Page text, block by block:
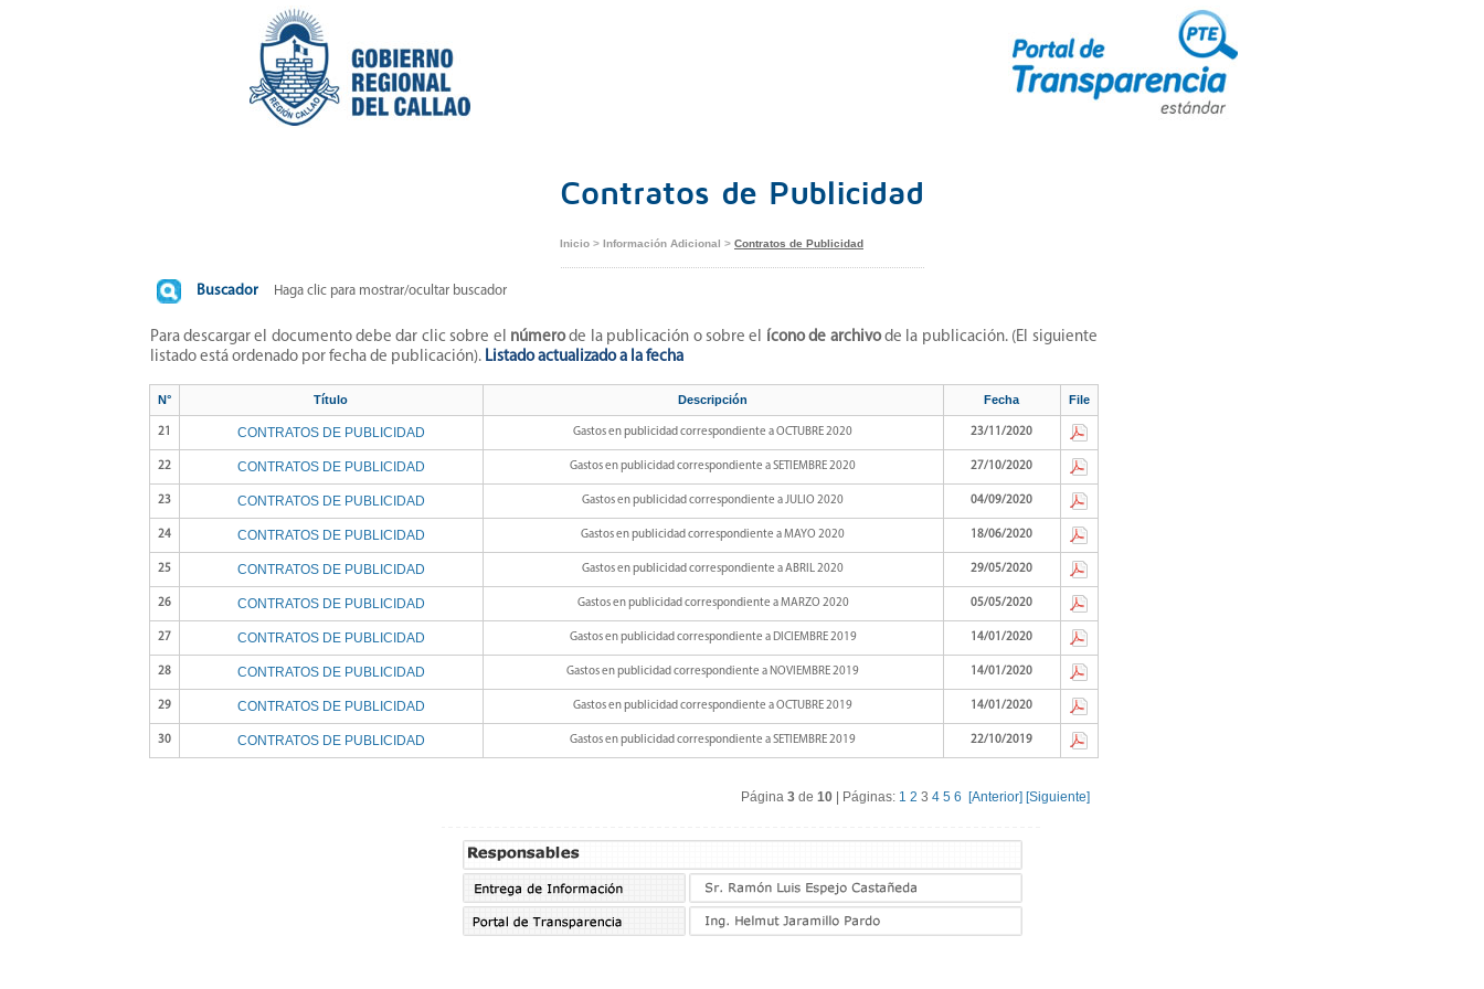
Contratos de Publicidad
Inicio > Información Adicional > Contratos de Publicidad
Buscador Haga clic para mostrar/ocultar buscador
Para descargar el documento debe dar clic sobre el númerode la publicación o sobre el ícono de archivode la publicación. (El siguiente
listado está ordenado por fecha de publicación). Listado actualizado a la fecha
N° Título Descripción Fecha File
21 CONTRATOS DE PUBLICIDAD Gastos en publicidad correspondiente a OCTUBRE 2020 23/11/2020
22 CONTRATOS DE PUBLICIDAD Gastos en publicidad correspondiente a SETIEMBRE 2020 27/10/2020
23 CONTRATOS DE PUBLICIDAD Gastos en publicidad correspondiente a JULIO 2020 04/09/2020
24 CONTRATOS DE PUBLICIDAD Gastos en publicidad correspondiente a MAYO 2020 18/06/2020
25 CONTRATOS DE PUBLICIDAD Gastos en publicidad correspondiente a ABRIL 2020 29/05/2020
26 CONTRATOS DE PUBLICIDAD Gastos en publicidad correspondiente a MARZO 2020 05/05/2020
27 CONTRATOS DE PUBLICIDAD Gastos en publicidad correspondiente a DICIEMBRE 2019 14/01/2020
28 CONTRATOS DE PUBLICIDAD Gastos en publicidad correspondiente a NOVIEMBRE 2019 14/01/2020
29 CONTRATOS DE PUBLICIDAD Gastos en publicidad correspondiente a OCTUBRE 2019 14/01/2020
30 CONTRATOS DE PUBLICIDAD Gastos en publicidad correspondiente a SETIEMBRE 2019 22/10/2019
Página 3de 10| Páginas: 1 2 3 4 5 6 [Anterior] [Siguiente]